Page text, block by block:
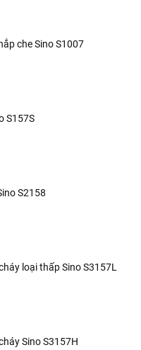
che Sino S1007
S157S
S2158
loại thấp Sino S3157L
Sino S3157H